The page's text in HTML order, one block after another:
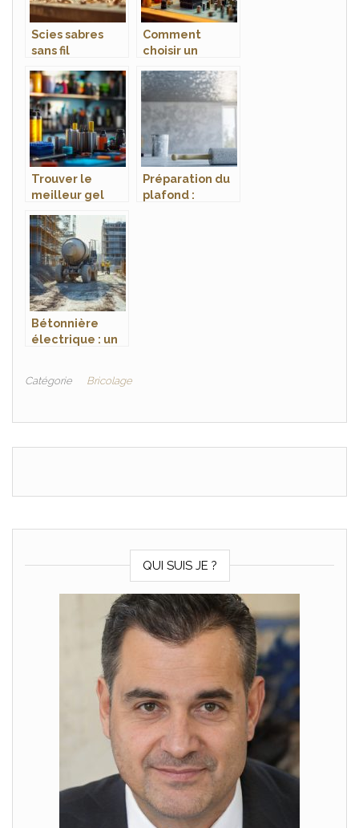
acoustique
Scies sabres
sans fil
modèles
compacts
incontournables
de 2024
Comment
choisir un
Bubendorff pour
optimiser votre
volet roulant
Trouver le
meilleur gel
canalisation en
2025 qui
neutralise les
odeurs
désagréables
Préparation du
plafond :
Bétonnière
électrique : un
usages, du
chantiers
Catégorie Bricolage
QUI SUIS JE ?